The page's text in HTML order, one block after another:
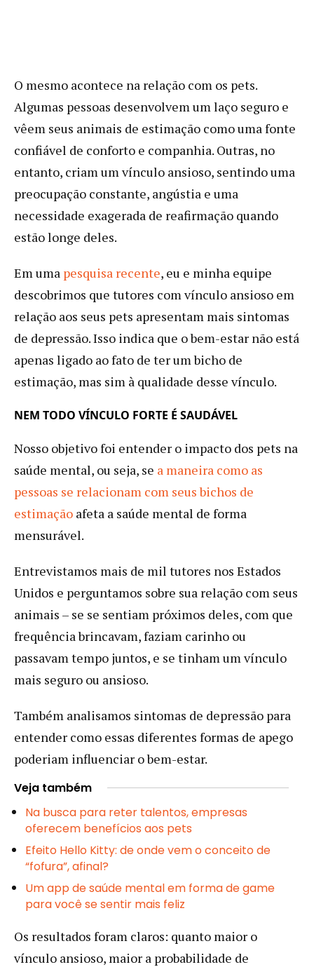
O mesmo acontece na relação com os pets.
Algumas pessoas desenvolvem um laço seguro e
vêem seus animais de estimação como uma fonte
confiável de conforto e companhia. Outras, no
entanto, criam um vínculo ansioso, sentindo uma
preocupação constante, angústia e uma
necessidade exagerada de reafirmação quando
estão longe deles.
Em uma pesquisa recente, eu e minha equipe
descobrimos que tutores com vínculo ansioso em
relação aos seus pets apresentam mais sintomas
de depressão. Isso indica que o bem-estar não está
apenas ligado ao fato de ter um bicho de
estimação, mas sim à qualidade desse vínculo.
NEM TODO VÍNCULO FORTE É SAUDÁVEL
Nosso objetivo foi entender o impacto dos pets na
saúde mental, ou seja, se a maneira como as
pessoas se relacionam com seus bichos de
estimação afeta a saúde mental de forma
mensurável.
Entrevistamos mais de mil tutores nos Estados
Unidos e perguntamos sobre sua relação com seus
animais – se se sentiam próximos deles, com que
frequência brincavam, faziam carinho ou
passavam tempo juntos, e se tinham um vínculo
mais seguro ou ansioso.
Também analisamos sintomas de depressão para
entender como essas diferentes formas de apego
poderiam influenciar o bem-estar.
Veja também
Na busca para reter talentos, empresas
oferecem benefícios aos pets
Efeito Hello Kitty: de onde vem o conceito de
“fofura”, afinal?
Um app de saúde mental em forma de game
para você se sentir mais feliz
Os resultados foram claros: quanto maior o
vínculo ansioso, maior a probabilidade de